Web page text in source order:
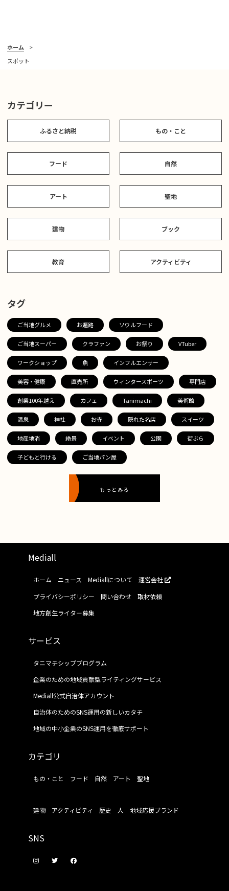
ホーム
スポット
カテゴリー
ふるさと納税 もの・こと
フード 自然
アート 聖地
建物 ブック
教育 アクティビティ
タグ
ご当地グルメ お遍路 ソウルフード
ご当地スーパー クラファン お祭り VTuber
ワークショップ 魚 インフルエンサー
美容・健康 直売所 ウィンタースポーツ 専門店
創業100年越え カフェ Tanimachi 美術館
温泉 神社 お寺 隠れた名店 スイーツ
地産地消 絶景 イベント 公園 街ぶら
子どもと行ける ご当地パン屋
もっとみる
Mediall
ホーム ニュース Mediallについて
運営会社
プライバシーポリシー
問い合わせ
取材依頼
地方創生ライター募集
サービス
タニマチシッププログラム
企業のための地域貢献型ライティングサービス
Mediall公式自治体アカウント
自治体のためのSNS運用の新しいカタチ
地域の中小企業のSNS運用を徹底サポート
カテゴリ
もの・こと フード 自然 アート 聖地
建物 アクティビティ 歴史 人 地域応援ブランド
SNS